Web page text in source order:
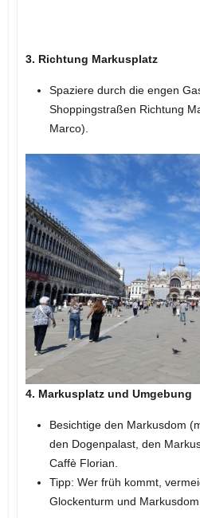
3. Richtung Markusplatz
Spaziere durch die engen
Shoppingstraßen Richtung
Marco).
4. Markusplatz und Umgebung
Besichtige den Markusdom
den Dogenpalast, den
Caffè Florian.
Tipp: Wer früh kommt,
Glockenturm und